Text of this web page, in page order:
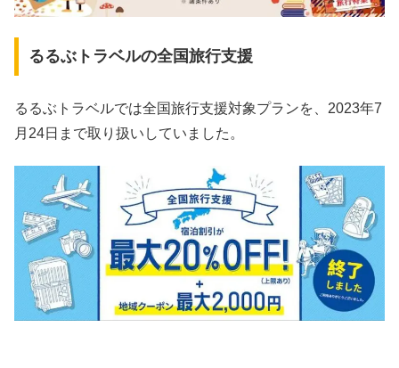
るるぶトラベルの全国旅行支援
るるぶトラベルでは全国旅行支援対象プランを、2023年7
月24日まで取り扱いしていました。